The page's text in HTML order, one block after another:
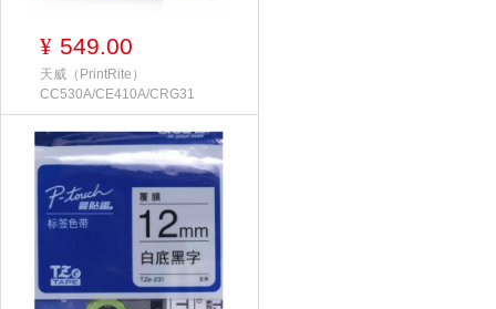
¥ 549.00
天威（PrintRite）
CC530A/CE410A/CRG31